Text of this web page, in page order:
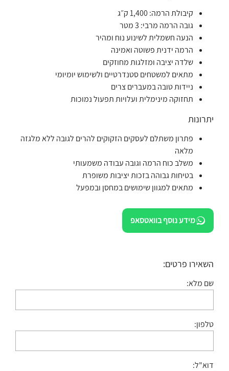
קיבולת הרמה: 1,400 ק״ג
גובה הרמה מרבי: 3 מטר
הנעה חשמלית לשינוע נוח ומהיר
הרמה ידנית פשוטה ואמינה
שלדה יציבה ומזלגות מחוזקים
מתאים למשטחים סטנדרטיים ולשימוש יומיומי
ניידות טובה במעברים צרים
תחזוקה מינימלית ועלויות תפעול נמוכות
יתרונות
פתרון משתלם לעסקים הזקוקים להרים לגובה ללא מלגזה
מלאה
משלב כוח הרמה וגובה עבודה משמעותי
בטיחות גבוהה בזכות יציבות משופרת
מתאים למגוון שימושים במחסן ובמפעל
מידע נוסף בוואטסאפ
השאירו פרטים:
שם מלא:
טלפון:
דוא"ל: